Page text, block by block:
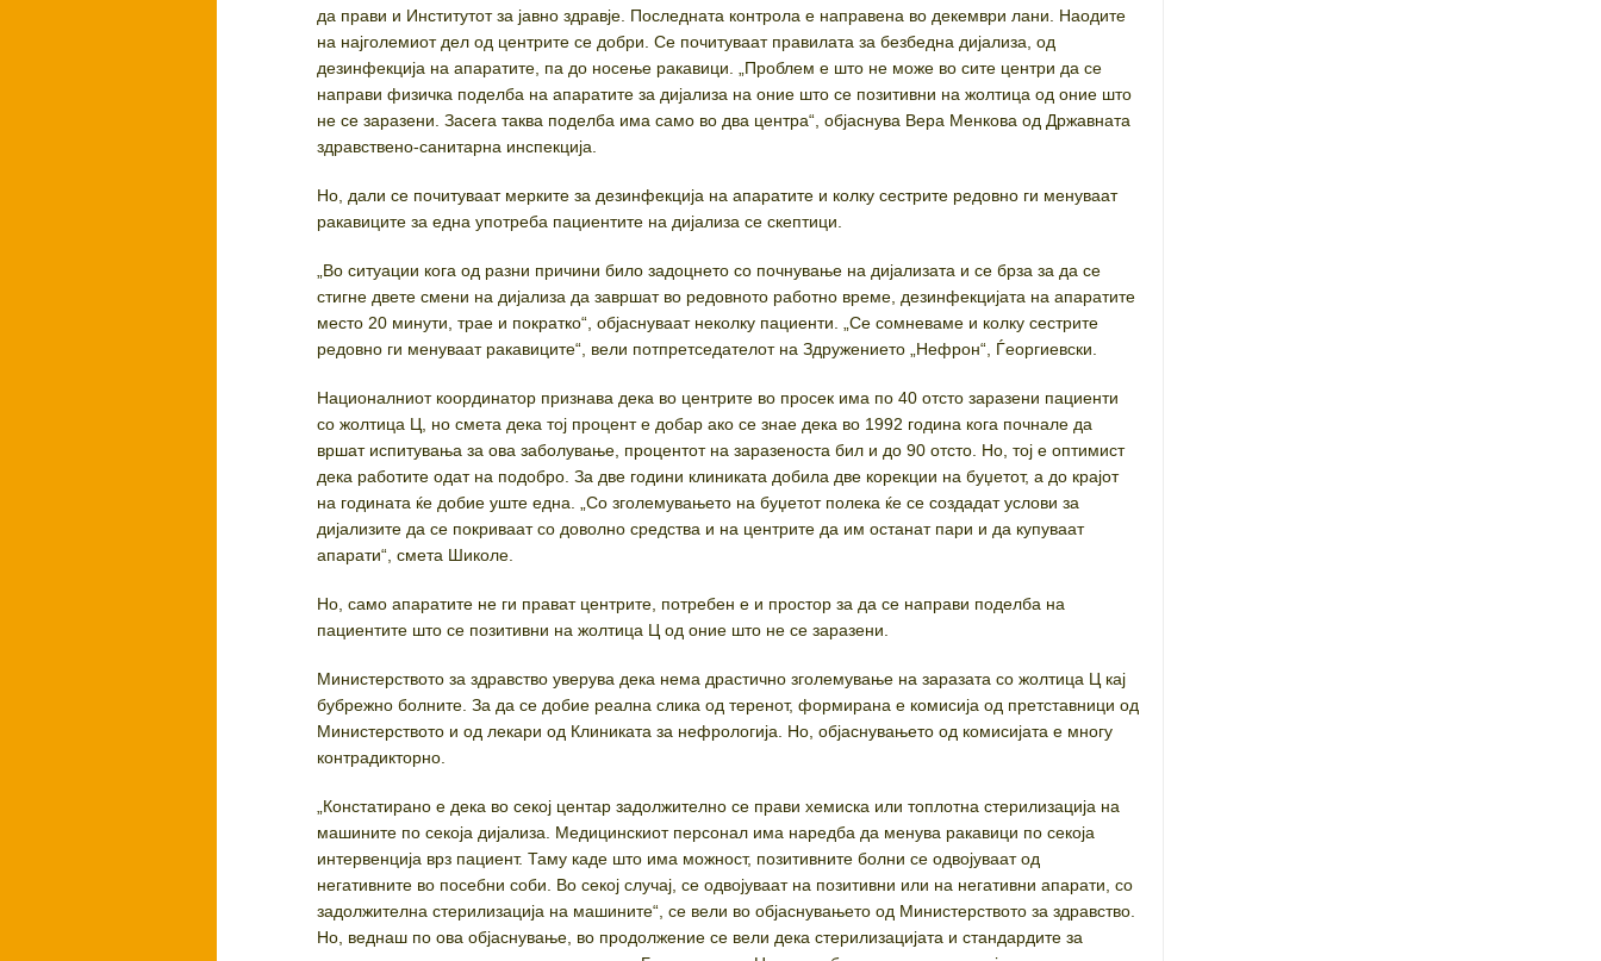
да прави и Институтот за јавно здравје. Последната контрола е направена во декември лани. Наодите
на најголемиот дел од центрите се добри. Се почитуваат правилата за безбедна дијализа, од
дезинфекција на апаратите, па до носење ракавици. „Проблем е што не може во сите центри да се
направи физичка поделба на апаратите за дијализа на оние што се позитивни на жолтица од оние што
не се заразени. Засега таква поделба има само во два центра“, објаснува Вера Менкова од Државната
здравствено-санитарна инспекција.
Но, дали се почитуваат мерките за дезинфекција на апаратите и колку сестрите редовно ги менуваат
ракавиците за една употреба пациентите на дијализа се скептици.
„Во ситуации кога од разни причини било задоцнето со почнување на дијализата и се брза за да се
стигне двете смени на дијализа да завршат во редовното работно време, дезинфекцијата на апаратите
место 20 минути, трае и пократко“, објаснуваат неколку пациенти. „Се сомневаме и колку сестрите
редовно ги менуваат ракавиците“, вели потпретседателот на Здружението „Нефрон“, Ѓеоргиевски.
Националниот координатор признава дека во центрите во просек има по 40 отсто заразени пациенти
со жолтица Ц, но смета дека тој процент е добар ако се знае дека во 1992 година кога почнале да
вршат испитувања за ова заболување, процентот на заразеноста бил и до 90 отсто. Но, тој е оптимист
дека работите одат на подобро. За две години клиниката добила две корекции на буџетот, а до крајот
на годината ќе добие уште една. „Со зголемувањето на буџетот полека ќе се создадат услови за
дијализите да се покриваат со доволно средства и на центрите да им останат пари и да купуваат
апарати“, смета Шиколе.
Но, само апаратите не ги прават центрите, потребен е и простор за да се направи поделба на
пациентите што се позитивни на жолтица Ц од оние што не се заразени.
Министерството за здравство уверува дека нема драстично зголемување на заразата со жолтица Ц кај
бубрежно болните. За да се добие реална слика од теренот, формирана е комисија од претставници од
Министерството и од лекари од Клиниката за нефрологија. Но, објаснувањето од комисијата е многу
контрадикторно.
„Констатирано е дека во секој центар задолжително се прави хемиска или топлотна стерилизација на
машините по секоја дијализа. Медицинскиот персонал има наредба да менува ракавици по секоја
интервенција врз пациент. Таму каде што има можност, позитивните болни се одвојуваат од
негативните во посебни соби. Во секој случај, се одвојуваат на позитивни или на негативни апарати, со
задолжителна стерилизација на машините“, се вели во објаснувањето од Министерството за здравство.
Но, веднаш по ова објаснување, во продолжение се вели дека стерилизацијата и стандардите за